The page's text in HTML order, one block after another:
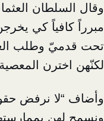
وقال السلطان
مبرراً كافياً كي
تحت قدميّ وطلب
لكنّهن اخترن
وأضاف “لا نرفض
ونسمح لهن